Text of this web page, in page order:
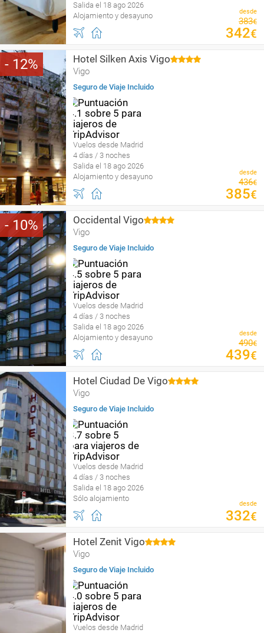
Salida el 18 ago 2026
Alojamiento y desayuno
desde
383€
342€
12 Hotel Silken Axis Vigo
Vigo
Seguro de Viaje Incluido
Vuelos desde Madrid
4 días / 3 noches
Salida el 18 ago 2026
Alojamiento y desayuno
desde
436€
385€
10 Occidental Vigo
Vigo
Seguro de Viaje Incluido
Vuelos desde Madrid
4 días / 3 noches
Salida el 18 ago 2026
Alojamiento y desayuno
desde
490€
439€
Hotel Ciudad De Vigo
Vigo
Seguro de Viaje Incluido
Vuelos desde Madrid
4 días / 3 noches
Salida el 18 ago 2026
Sólo alojamiento
desde
332€
Hotel Zenit Vigo
Vigo
Seguro de Viaje Incluido
Vuelos desde Madrid